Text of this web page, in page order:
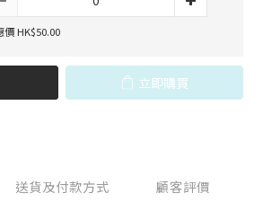
價 HK$50.00
立即購買
送貨及付款方式 顧客評價